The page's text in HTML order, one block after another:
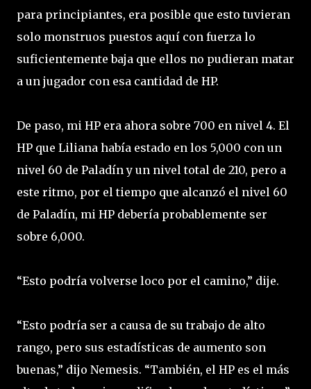
para principiantes, era posible que esto tuvieran
solo monstruos puestos aquí con fuerza lo
suficientemente baja que ellos no pudieran matar
a un jugador con esa cantidad de HP.
De paso, mi HP era ahora sobre 700 en nivel 4. El
HP que Liliana había estado en los 5,000 con un
nivel 60 de Paladín y un nivel total de 210, pero a
este ritmo, por el tiempo que alcanzó el nivel 60
de Paladín, mi HP debería probablemente ser
sobre 6,000.
“Esto podría volverse loco por el camino,” dije.
“Esto podría ser a causa de su trabajo de alto
rango, pero sus estadísticas de aumento son
buenas,” dijo Nemesis. “También, el HP es el más